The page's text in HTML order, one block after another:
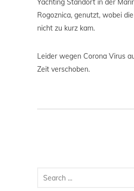
Yachting Standort in der
Rogoznica, genutzt, wobei
nicht zu kurz kam.
Leider wegen Corona Virus
Zeit verschoben.